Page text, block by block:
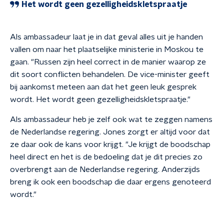
Het wordt geen gezelligheidskletspraatje
Als ambassadeur laat je in dat geval alles uit je handen
vallen om naar het plaatselijke ministerie in Moskou te
gaan. "Russen zijn heel correct in de manier waarop ze
dit soort conflicten behandelen. De vice-minister geeft
bij aankomst meteen aan dat het geen leuk gesprek
wordt. Het wordt geen gezelligheidskletspraatje."
Als ambassadeur heb je zelf ook wat te zeggen namens
de Nederlandse regering. Jones zorgt er altijd voor dat
ze daar ook de kans voor krijgt. "Je krijgt de boodschap
heel direct en het is de bedoeling dat je dit precies zo
overbrengt aan de Nederlandse regering. Anderzijds
breng ik ook een boodschap die daar ergens genoteerd
wordt."